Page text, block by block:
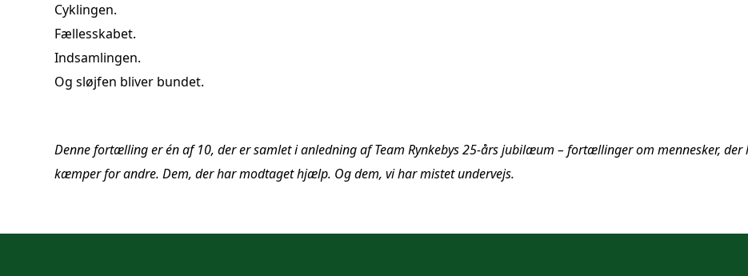
Cyklingen.
Fællesskabet.
Indsamlingen.
Og sløjfen bliver bundet.
Denne fortælling er én af 10, der er samlet i anledning af Team Rynkebys 25-års jubilæum – fortællinger om mennesker,
kæmper for andre. Dem, der har modtaget hjælp. Og dem, vi har mistet undervejs.